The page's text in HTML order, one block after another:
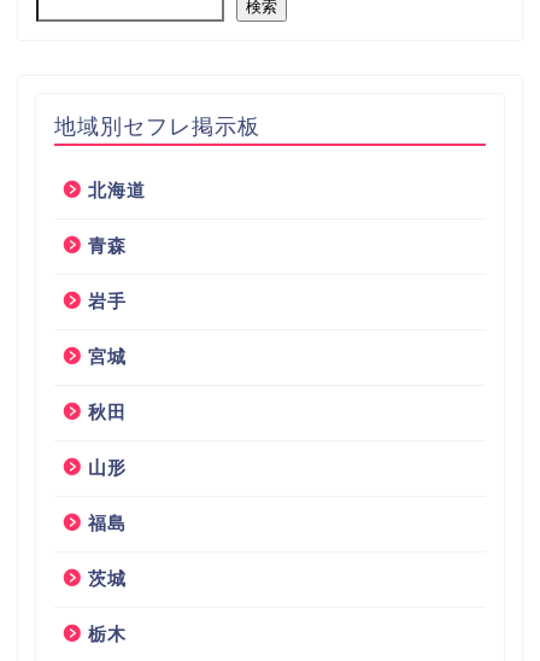
検索
地域別セフレ掲示板
北海道
青森
岩手
宮城
秋田
山形
福島
茨城
栃木